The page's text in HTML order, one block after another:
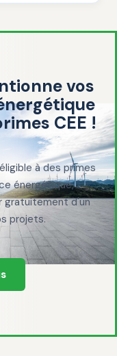
vos
CEE !
à des primes
énergétique,
gratuitement d'un
projets.